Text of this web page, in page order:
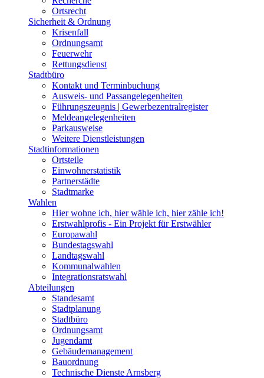
Ortsrecht
Sicherheit & Ordnung
Krisenfall
Ordnungsamt
Feuerwehr
Rettungsdienst
Stadtbüro
Kontakt und Terminbuchung
Ausweis- und Passangelegenheiten
Führungszeugnis | Gewerbezentralregister
Meldeangelegenheiten
Parkausweise
Weitere Dienstleistungen
Stadtinformationen
Ortsteile
Einwohnerstatistik
Partnerstädte
Stadtmarke
Wahlen
Hier wohne ich, hier wähle ich, hier zähle ich!
Erstwahlprofis - Ein Projekt für Erstwähler
Europawahl
Bundestagswahl
Landtagswahl
Kommunalwahlen
Integrationsratswahl
Abteilungen
Standesamt
Stadtplanung
Stadtbüro
Ordnungsamt
Jugendamt
Gebäudemanagement
Bauordnung
Technische Dienste Arnsberg